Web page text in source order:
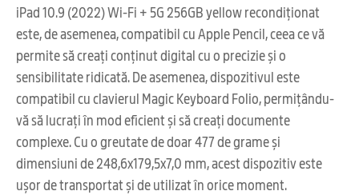
iPad 10.9 (2022) Wi-Fi + 5G 256GB yellow recondiționat
este, de asemenea, compatibil cu Apple Pencil, ceea ce vă
permite să creați conținut digital cu o precizie și o
sensibilitate ridicată. De asemenea, dispozitivul este
compatibil cu clavierul Magic Keyboard Folio, permițându-
vă să lucrați în mod eficient și să creați documente
complexe. Cu o greutate de doar 477 de grame și
dimensiuni de 248,6x179,5x7,0 mm, acest dispozitiv este
ușor de transportat și de utilizat în orice moment.